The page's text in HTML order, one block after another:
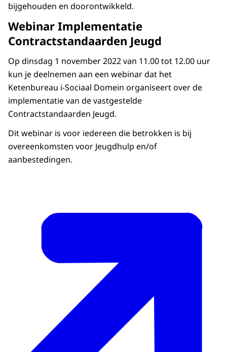
bijgehouden en doorontwikkeld.
Webinar Implementatie
Contractstandaarden Jeugd
Op dinsdag 1 november 2022 van 11.00 tot 12.00 uur
kun je deelnemen aan een webinar dat het
Ketenbureau i-Sociaal Domein organiseert over de
implementatie van de vastgestelde
Contractstandaarden Jeugd.
Dit webinar is voor iedereen die betrokken is bij
overeenkomsten voor Jeugdhulp en/of
aanbestedingen.